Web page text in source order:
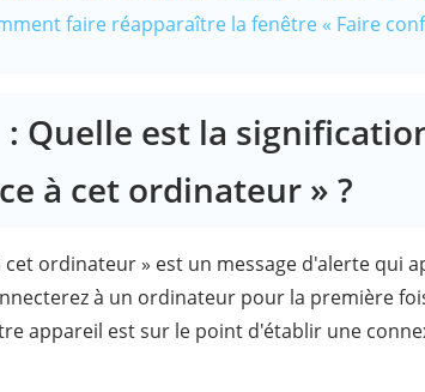
faire réapparaître la fenêtre « Faire
: Quelle est la
à cet ordinateur » ?
cet ordinateur » est un message d'alerte qui
à un ordinateur pour la première
appareil est sur le point d'établir une